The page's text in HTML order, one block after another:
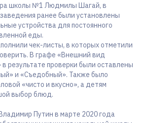
школы №1 Людмилы Шагай, в
ранее были установлены
устройства для постоянного
еды.
чек-листы, в которых отметили
В графе «Внешний вид
результате проверки были оставлены
и «Съедобный». Также было
«чисто и вкусно», а детям
выбор блюд.
Путин в марте 2020 года